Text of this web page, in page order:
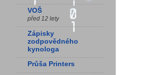
VOŠ
před 12 lety
Zápisky
zodpovědného
kynologa
Průša Printers